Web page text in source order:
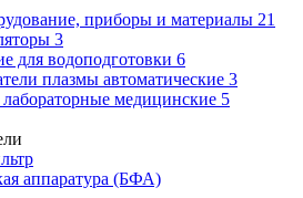
приборы и материалы 21
3
для водоподготовки 6
плазмы автоматические 3
медицинские 5
аппаратура (БФА)